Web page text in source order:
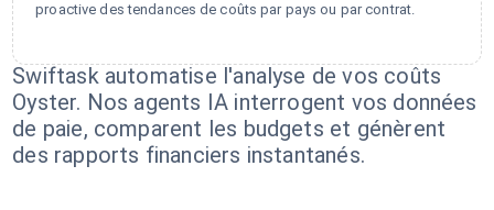
proactive des tendances de coûts par pays ou par contrat.
Swiftask automatise l'analyse de vos coûts
Oyster. Nos agents IA interrogent vos données
de paie, comparent les budgets et génèrent
des rapports financiers instantanés.